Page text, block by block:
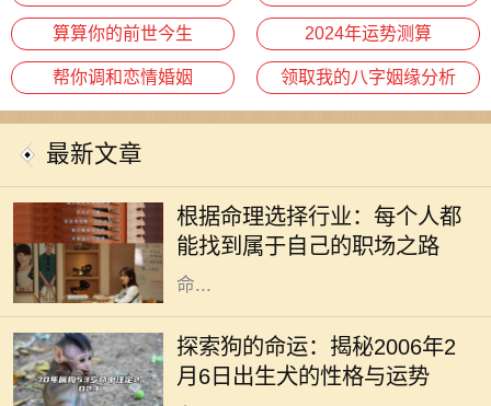
算算你的前世今生 2024年运势测算
帮你调和恋情婚姻 领取我的八字姻缘分析
最新文章
根据命理选择行业：每个人都
能找到属于自己的职场之路
要的决策，它直接影响到我们的职业
发展和人生轨迹。在现代社会，不同
的行业有不同的特点和发展空间，而
命...
探索狗的命运：揭秘2006年2
月6日出生犬的性格与运势
狗作为人类最忠实的朋友，拥有着丰
富的象征意义和文化内涵。在中国传
统文化中，狗被视为吉祥之物，象征
着忠诚与守护。尤其是对于那些在特